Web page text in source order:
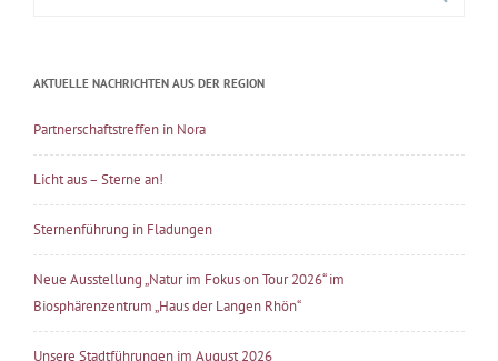
AKTUELLE NACHRICHTEN AUS DER REGION
Partnerschaftstreffen in Nora
Licht aus – Sterne an!
Sternenführung in Fladungen
Neue Ausstellung „Natur im Fokus on Tour 2026“ im
Biosphärenzentrum „Haus der Langen Rhön“
Unsere Stadtführungen im August 2026